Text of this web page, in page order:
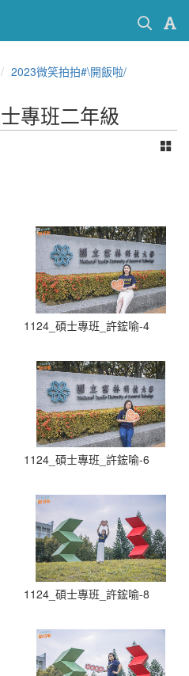
2023微笑拍拍#\開飯啦/
專班二年級
1124_碩士專班_許鋐喻-4
1124_碩士專班_許鋐喻-6
1124_碩士專班_許鋐喻-8